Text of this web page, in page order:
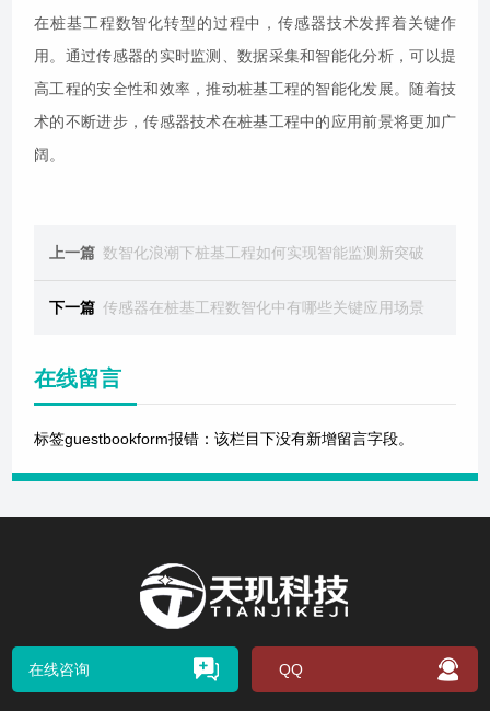
在桩基工程数智化转型的过程中，传感器技术发挥着关键作
用。通过传感器的实时监测、数据采集和智能化分析，可以提
高工程的安全性和效率，推动桩基工程的智能化发展。随着技
术的不断进步，传感器技术在桩基工程中的应用前景将更加广
阔。
上一篇 数智化浪潮下桩基工程如何实现智能监测新突破
下一篇 传感器在桩基工程数智化中有哪些关键应用场景
在线留言
标签guestbookform报错：该栏目下没有新增留言字段。
在线咨询 QQ